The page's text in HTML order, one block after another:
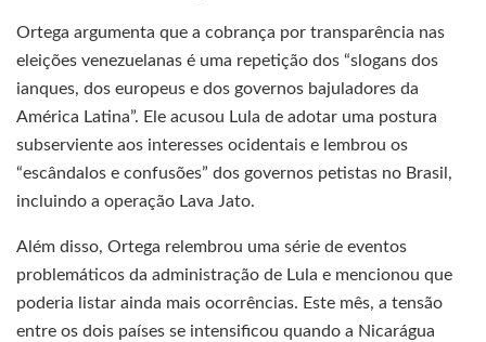
Ortega argumenta que a cobrança por transparência nas
eleições venezuelanas é uma repetição dos “slogans dos
ianques, dos europeus e dos governos bajuladores da
América Latina”. Ele acusou Lula de adotar uma postura
subserviente aos interesses ocidentais e lembrou os
“escândalos e confusões” dos governos petistas no Brasil,
incluindo a operação Lava Jato.
Além disso, Ortega relembrou uma série de eventos
problemáticos da administração de Lula e mencionou que
poderia listar ainda mais ocorrências. Este mês, a tensão
entre os dois países se intensificou quando a Nicarágua